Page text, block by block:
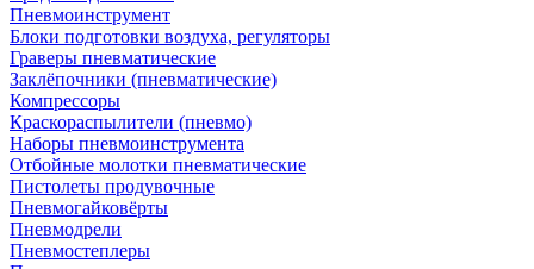
Пневмоинструмент
Блоки подготовки воздуха, регуляторы
Граверы пневматические
Заклёпочники (пневматические)
Компрессоры
Краскораспылители (пневмо)
Наборы пневмоинструмента
Отбойные молотки пневматические
Пистолеты продувочные
Пневмогайковёрты
Пневмодрели
Пневмостеплеры